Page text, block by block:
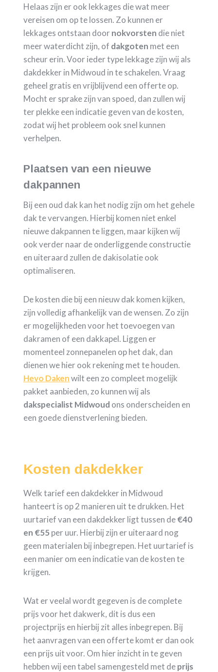
Helaas zijn er ook lekkages die wat meer
vereisen om op te lossen. Zo kunnen er
lekkages ontstaan door nokvorsten die niet
meer waterdicht zijn, of dakgoten met een
scheur erin. Voor ieder type lekkage zijn wij als
dakdekker in Midwoud in te schakelen. Vraag
geheel gratis en vrijblijvend een offerte op.
Mocht er sprake zijn van spoed, dan zullen wij
ter plekke een indicatie geven van de kosten,
zodat wij het probleem ook snel kunnen
verhelpen.
Plaatsen van een nieuwe
dakpannen
Bij een oud dak kan het nodig zijn om het gehele
dak te vervangen. Hierbij komen niet enkel
nieuwe dakpannen te liggen, maar kijken wij
ook verder naar de onderliggende constructie
en uiteraard zullen de dakisolatie ook
optimaliseren.
De kosten die bij een nieuw dak komen kijken,
zijn volledig afhankelijk van de wensen. Zo zijn
er mogelijkheden voor het toevoegen van
dakramen of een dakkapel. Liggen er
momenteel zonnepanelen op het dak, dan
dienen we hier ook rekening met te houden.
Hevo Dakenwilt een zo compleet mogelijk
pakket aanbieden, zo kunnen wij als
dakspecialist Midwoud ons onderscheiden en
een goede dienstverlening bieden.
Kosten dakdekker
Welk tarief een dakdekker in Midwoud
hanteert is op 2 manieren uit te drukken. Het
uurtarief van een dakdekker ligt tussen de€40
en €55 per uur. Hierbij zijn er uiteraard nog
geen materialen bij inbegrepen. Het uurtarief is
een manier om een indicatie van de kosten te
krijgen.
Wat er veelal wordt gegeven is de complete
prijs voor het dakwerk, dit is dus een
projectprijs en hierbij zit alles inbegrepen. Bij
het aanvragen van een offerte komt er dan ook
een prijs uit voor. Om hier inzicht in te geven
hebben wij een tabel samengesteld met deprijs